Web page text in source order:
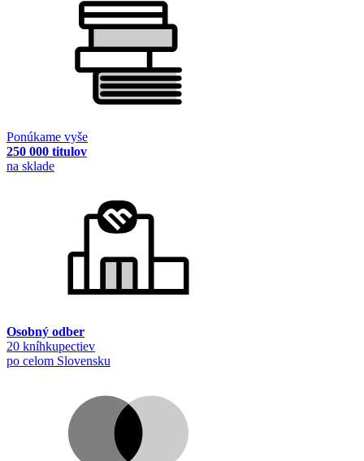
Ponúkame vyše
250 000 titulov
na sklade
Osobný odber
20 kníhkupectiev
po celom Slovensku